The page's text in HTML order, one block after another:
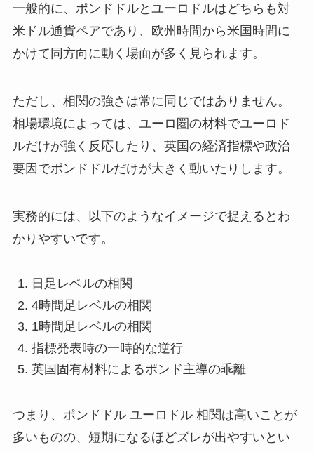
一般的に、ポンドドルとユーロドルはどちらも対
米ドル通貨ペアであり、欧州時間から米国時間に
かけて同方向に動く場面が多く見られます。
ただし、相関の強さは常に同じではありません。
相場環境によっては、ユーロ圏の材料でユーロド
ルだけが強く反応したり、英国の経済指標や政治
要因でポンドドルだけが大きく動いたりします。
実務的には、以下のようなイメージで捉えるとわ
かりやすいです。
日足レベルの相関
4時間足レベルの相関
1時間足レベルの相関
指標発表時の一時的な逆行
英国固有材料によるポンド主導の乖離
つまり、ポンドドル ユーロドル 相関は高いことが
多いものの、短期になるほどズレが出やすいとい